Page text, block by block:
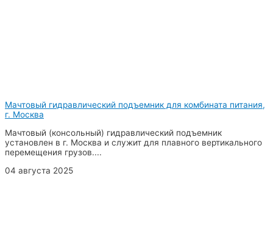
Мачтовый гидравлический подъемник для комбината питания,
г. Москва
Мачтовый (консольный) гидравлический подъемник
установлен в г. Москва и служит для плавного вертикального
перемещения грузов....
04 августа 2025